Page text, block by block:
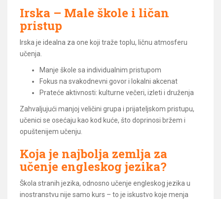
Irska – Male škole i ličan
pristup
Irska je idealna za one koji traže toplu, ličnu atmosferu
učenja.
Manje škole sa individualnim pristupom
Fokus na svakodnevni govor i lokalni akcenat
Prateće aktivnosti: kulturne večeri, izleti i druženja
Zahvaljujući manjoj veličini grupa i prijateljskom pristupu,
učenici se osećaju kao kod kuće, što doprinosi bržem i
opuštenijem učenju.
Koja je najbolja zemlja za
učenje engleskog jezika?
Škola stranih jezika, odnosno učenje engleskog jezika u
inostranstvu nije samo kurs – to je iskustvo koje menja